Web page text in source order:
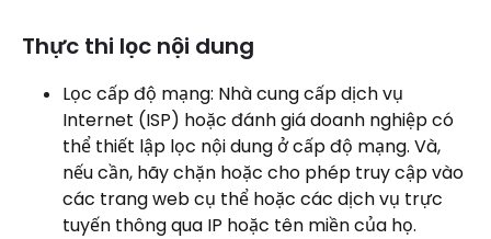
Thực thi lọc nội dung
Lọc cấp độ mạng: Nhà cung cấp dịch vụ
Internet (ISP) hoặc đánh giá doanh nghiệp có
thể thiết lập lọc nội dung ở cấp độ mạng. Và,
nếu cần, hãy chặn hoặc cho phép truy cập vào
các trang web cụ thể hoặc các dịch vụ trực
tuyến thông qua IP hoặc tên miền của họ.